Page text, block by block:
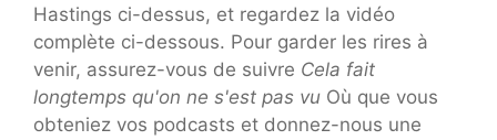
Hastings ci-dessus, et regardez la vidéo
complète ci-dessous. Pour garder les rires à
venir, assurez-vous de suivre Cela fait
longtemps qu'on ne s'est pas vu Où que vous
obteniez vos podcasts et donnez-nous une